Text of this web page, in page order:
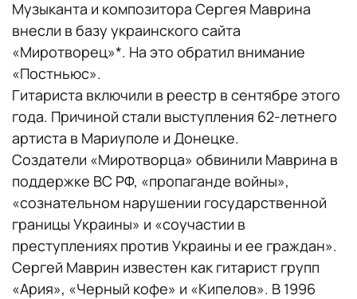
Музыканта и композитора Сергея Маврина
внесли в базу украинского сайта
«Миротворец»*. На это обратил внимание
«Постньюс».
Гитариста включили в реестр в сентябре этого
года. Причиной стали выступления 62-летнего
артиста в Мариуполе и Донецке.
Создатели «Миротворца» обвинили Маврина в
поддержке ВС РФ, «пропаганде войны»,
«сознательном нарушении государственной
границы Украины» и «соучастии в
преступлениях против Украины и ее граждан».
Сергей Маврин известен как гитарист групп
«Ария», «Черный кофе» и «Кипелов». В 1996